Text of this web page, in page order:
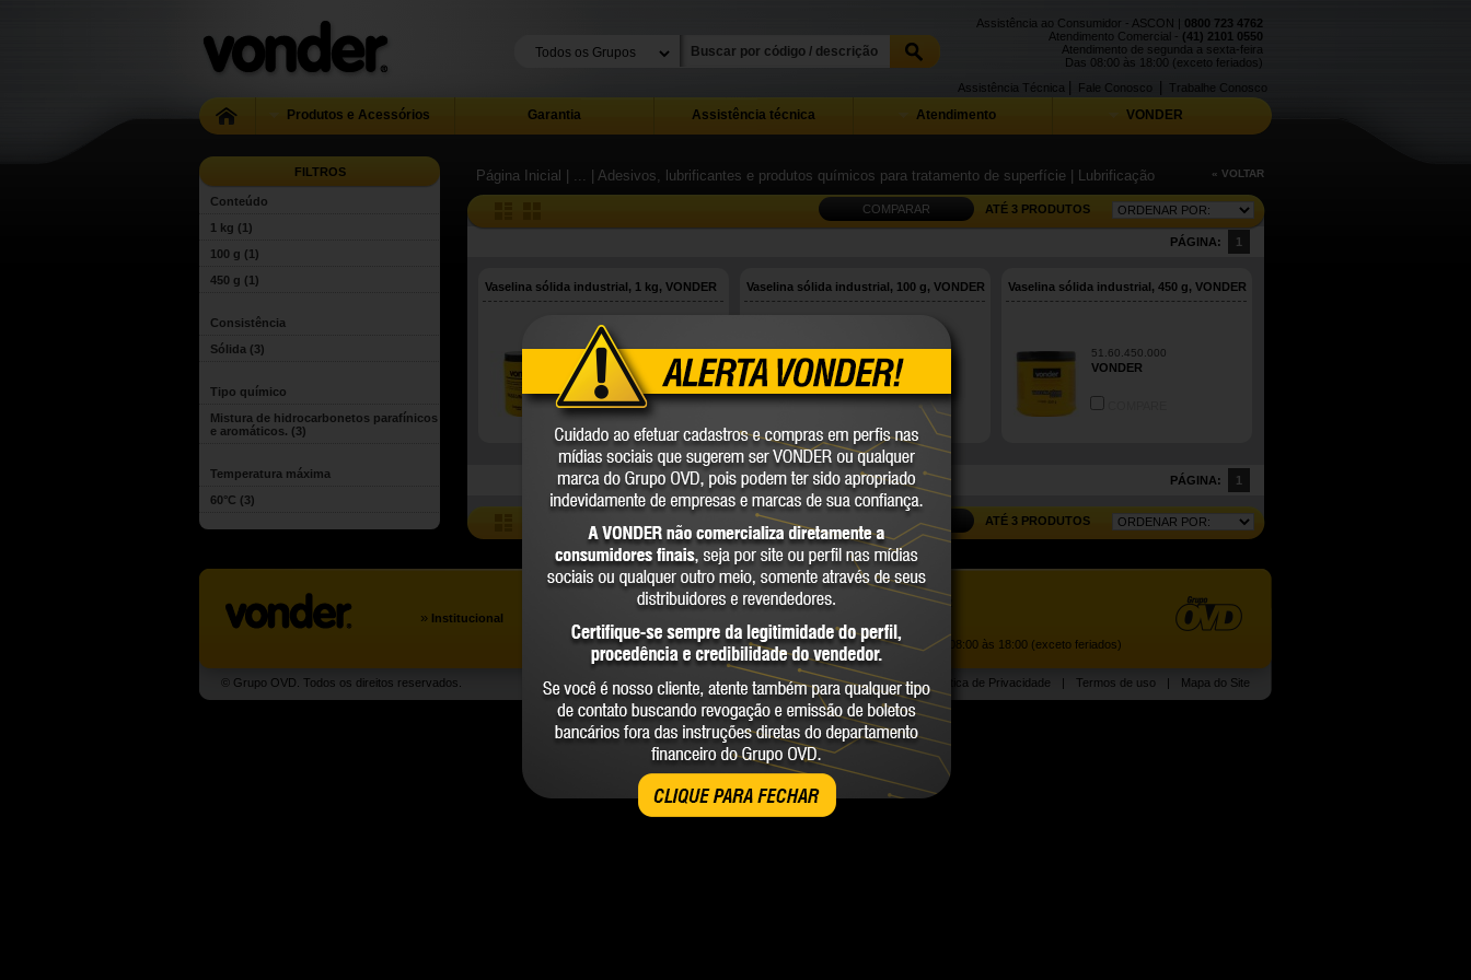
CLIQUE PARA FECHAR
Assistência ao Consumidor - ASCON | 0800 723 4762
Atendimento Comercial - (41) 2101 0550
Atendimento de segunda a sexta-feira
Das 08:00 às 18:00 (exceto feriados)
Trabalhe Conosco
Fale Conosco
Assistência Técnica
Produtos e Acessórios Garantia Assistência técnica Atendimento VONDER
FILTROS
Conteúdo
1 kg (1)
100 g (1)
450 g (1)
Consistência
Sólida (3)
Tipo químico
Mistura de hidrocarbonetos parafínicos
e aromáticos. (3)
Temperatura máxima
60°C (3)
Página Inicial | ... | Adesivos, lubrificantes e produtos químicos para tratamento de superfície | Lubrificação « VOLTAR
COMPARAR ATÉ 3 PRODUTOS
PÁGINA: 1
Vaselina sólida industrial, 1 kg, VONDER
51.60.010.000
VONDER
COMPARE
Vaselina sólida industrial, 100 g, VONDER
51.60.100.000
VONDER
COMPARE
Vaselina sólida industrial, 450 g, VONDER
51.60.450.000
VONDER
PÁGINA: 1
COMPARAR ATÉ 3 PRODUTOS
» Institucional
Assistência ao Consumidor |
0800 723 4762
Atendimento Comercial: |
(41) 2101 0550
Atendimento de segunda a sexta-feira, das 08:00 às 18:00 (exceto feriados)
© Grupo OVD. Todos os direitos reservados. Política de Privacidade | Termos de uso | Mapa do Site